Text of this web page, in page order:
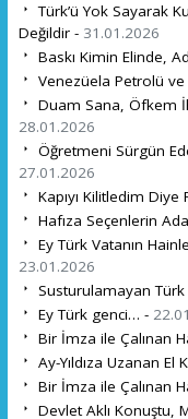
Türk’ü Yok Sayarak
Değildir - 31.01.2026
Baskı Kimin Elinde,
Venezüela Petrolü
Duam Sana, Öfkem
28.01.2026
Öğretmeni Sürgün
27.01.2026
Kapıyı Kilitledim Diye
Hafıza Seçenlerin
Ey Türk Vatanın
23.01.2026
Susturulamayan
Ey Türk genci… -
Bir İmza ile Çalınan
Ay-Yıldıza Uzanan El
Bir İmza ile Çalınan
Devlet Aklı Konuştu,